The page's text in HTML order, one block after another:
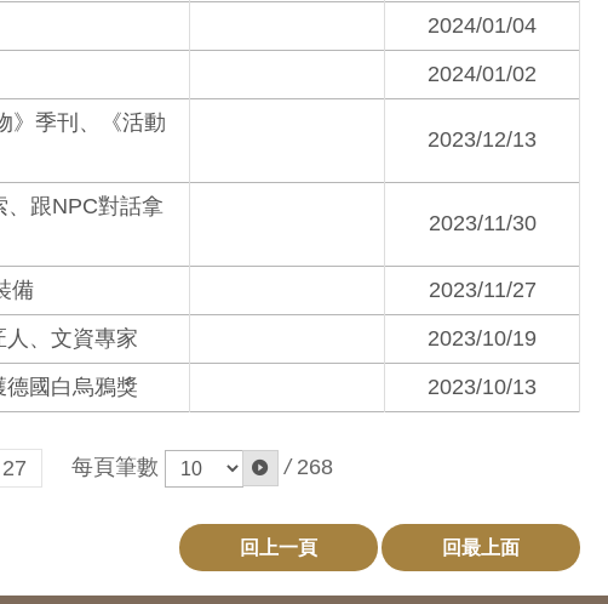
2024/01/04
2024/01/02
》季刊、《活動
2023/12/13
、跟NPC對話拿
2023/11/30
備
2023/11/27
、文資專家
2023/10/19
國白烏鴉獎 2023/10/13
27 每頁筆數 / 268
回上一頁 回最上面